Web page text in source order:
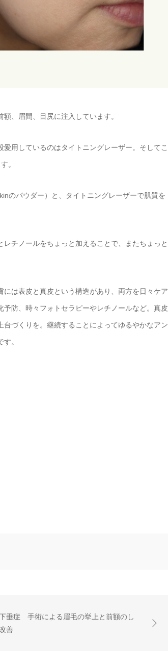
、眉間、目尻に注入しています。
用しているのはタイトニングレーザー。そしてこ
。
のパウダー）と、タイトニングレーザーで肌質を
チノールをちょっと加えることで、またちょっと
は表皮と真皮という構造があり、両方を日々ケア
防、時々フォトセラピーやレチノールなど。真皮
づくりを。継続することによってゆるやかなアン
。
垂症 手術による眉毛の挙上と前額のし
善